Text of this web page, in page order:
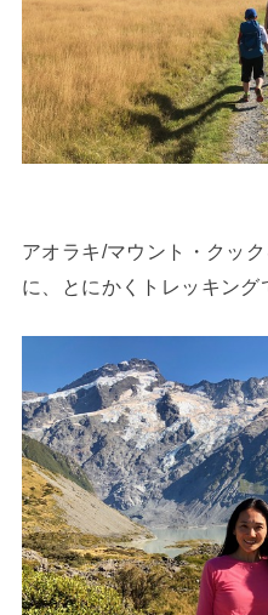
アオラキ/マウント・クッ
に、とにかくトレッキング